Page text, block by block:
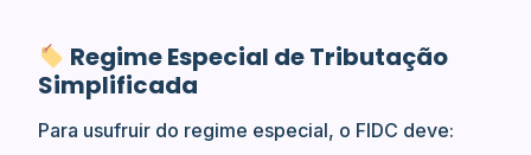
Regime Especial de Tributação
Simplificada
Para usufruir do regime especial, o FIDC deve: